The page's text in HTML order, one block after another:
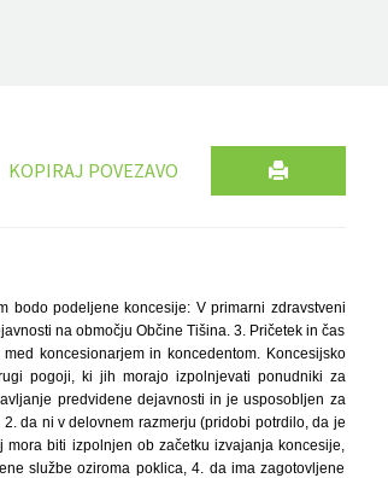
KOPIRAJ POVEZAVO
bodo podeljene koncesije: V primarni zdravstveni
na območju Občine Tišina. 3. Pričetek in čas
koncesionarjem in koncedentom. Koncesijsko
pogoji, ki jih morajo izpolnjevati ponudniki za
predvidene dejavnosti in je usposobljen za
da ni v delovnem razmerju (pridobi potrdilo, da je
biti izpolnjen ob začetku izvajanja koncesije,
službe oziroma poklica, 4. da ima zagotovljene